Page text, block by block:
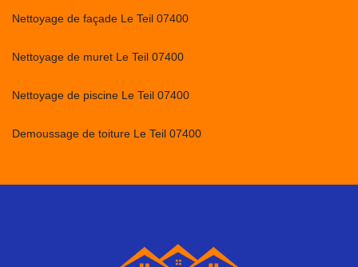
Nettoyage de façade Le Teil 07400
Nettoyage de muret Le Teil 07400
Nettoyage de piscine Le Teil 07400
Demoussage de toiture Le Teil 07400